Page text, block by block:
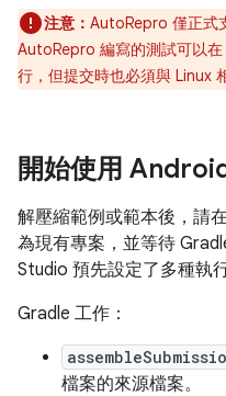
注意： AutoRepro 僅正式
AutoRepro 編寫的測試可以
行，但提交時也必須與 Linux
開始使用
解壓縮範例或範本後，請
為現有專案，並等待
Studio 預先設定了多種執
Gradle 工作：
檔案的來源檔案。